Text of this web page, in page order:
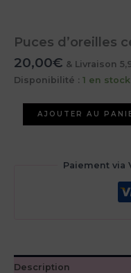
Puces d’oreilles
20,00€ & Livraison
Disponibilité : 1 en stock
quantité
de
AJOUTER AU
Paiement via
Description